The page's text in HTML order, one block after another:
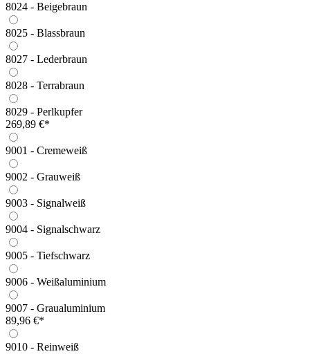
8024 - Beigebraun
8025 - Blassbraun
8027 - Lederbraun
8028 - Terrabraun
8029 - Perlkupfer
269,89 €*
9001 - Cremeweiß
9002 - Grauweiß
9003 - Signalweiß
9004 - Signalschwarz
9005 - Tiefschwarz
9006 - Weißaluminium
9007 - Graualuminium
89,96 €*
9010 - Reinweiß